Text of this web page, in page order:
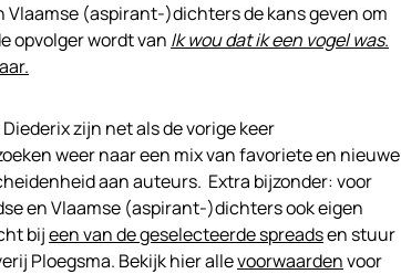
Vlaamse (aspirant-)dichters de kans geven om
opvolger wordt van Ik wou dat ik een vogel was.
zijn net als de vorige keer
weer naar een mix van favoriete en nieuwe
aan auteurs. Extra bijzonder: voor
en Vlaamse (aspirant-)dichters ook eigen
bijeen van de geselecteerde spreadsen stuur
Ploegsma. Bekijk hier allevoorwaardenvoor